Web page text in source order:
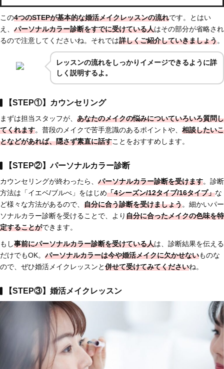
この4つのSTEPが基本的な婚活メイクレッスンの流れです。とはい
え、 パーソナルカラー診断をすでに受けている人はその部分が省略され
るので注意してくださいね。それでは詳しくご紹介していきましょう。
レッスンの流れをしっかりイメージできるように詳
しく説明するよ。
【STEP①】カウンセリング
まずは担当スタッフが、 あなたのメイクの悩みについていろいろ質問し
てくれます。普段のメイクで苦手意識のあるポイントや、 相談したいこ
となどがあれば、隠さず素直に話すことをおすすめします。
【STEP②】パーソナルカラー診断
カウンセリングが終わったら、 パーソナルカラー診断を受けます。診断
方法は「イエベ/ブルべ」をはじめ「4シーズン/12タイプ/16タイプ」な
ど様々な方法があるので、 自分に合う診断を受けましょう。細かいパー
ソナルカラー診断を受けることで、より自分に合ったメイクの色味を特
定することができます。
もし事前にパーソナルカラー診断を受けている人は、診断結果を伝える
だけでもOK。 パーソナルカラーは今や婚活メイクに欠かせないものな
ので、ぜひ婚活メイクレッスンと併せて受けてみてくださいね。
【STEP③】婚活メイクレッスン